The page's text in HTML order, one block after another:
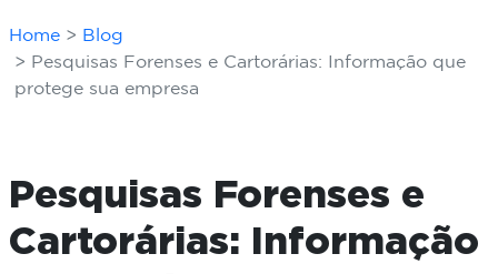
Home
Blog
Pesquisas Forenses e Cartorárias: Informação que
protege sua empresa
Pesquisas Forenses e
Cartorárias: Informação